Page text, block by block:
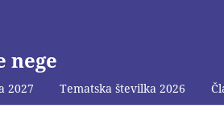
nege
2027 Tematska številka 2026